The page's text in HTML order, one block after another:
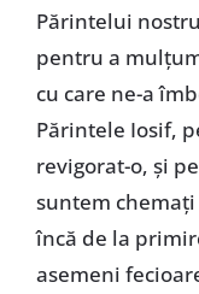
Părintelui
pentru a
cu care ne-a
Părintele Iosif,
revigorat-o, și
suntem
încă de la
asemeni